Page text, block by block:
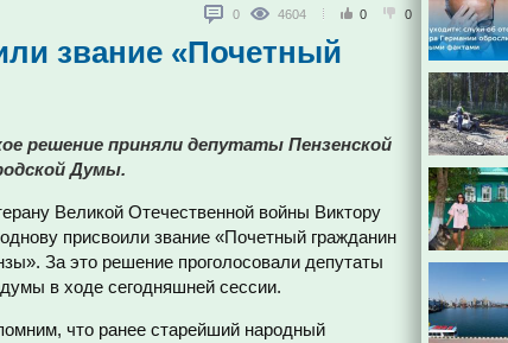
0 4604 0 0
звание «Почетный
решение приняли депутаты Пензенской
Думы.
Великой Отечественной войны Виктору
присвоили звание «Почетный гражданин
За это решение проголосовали депутаты
в ходе сегодняшней сессии.
что ранее старейший народный